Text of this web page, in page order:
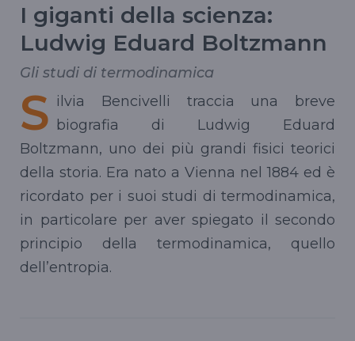
I giganti della scienza:
Ludwig Eduard Boltzmann
Gli studi di termodinamica
S ilvia Bencivelli traccia una breve
biografia di Ludwig Eduard
Boltzmann, uno dei più grandi fisici teorici
della storia. Era nato a Vienna nel 1884 ed è
ricordato per i suoi studi di termodinamica,
in particolare per aver spiegato il secondo
principio della termodinamica, quello
dell’entropia.